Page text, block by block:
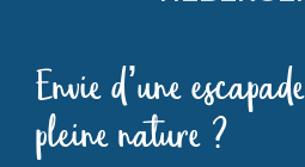
Envie d’une
pleine nature ?